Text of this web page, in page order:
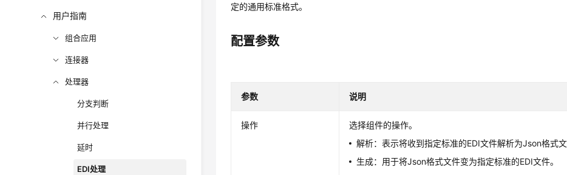
用户指南
组合应用
连接器
处理器
分支判断
并行处理
延时
EDI处理
定的通用标准格式。
配置参数
参数 说明
操作
选择组件的操作。
解析：表示将收到指定标准的EDI文件解析为Json格式文
生成：用于将Json格式文件变为指定标准的EDI文件。